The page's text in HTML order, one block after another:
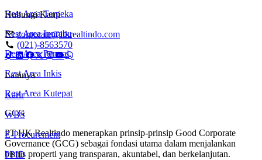
Rest Area Terpeka
Rest Area Inprabu
Rest Area Permai
Rest Area Inkis
Rest Area Kutepat
GCG
PT HK Realtindo menerapkan prinsip-prinsip Good Corporate
Governance (GCG) sebagai fondasi utama dalam menjalankan
bisnis properti yang transparan, akuntabel, dan berkelanjutan.
Hubungi Kami
corporate@hkrealtindo.com
(021)-8563570
Lainnya
Karir
WBS
E-Procurement
PPID